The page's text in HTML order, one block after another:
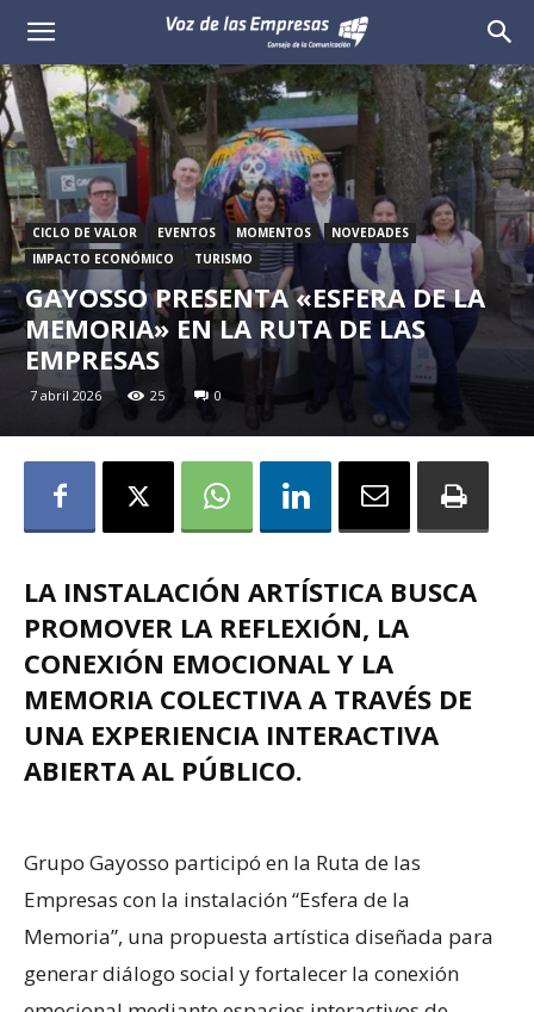
Voz
de
las
Empresas
CICLO DE VALOR EVENTOS MOMENTOS
NOVEDADES
IMPACTO ECONÓMICO
TURISMO
GAYOSSO PRESENTA «ESFERA DE LA
MEMORIA» EN LA RUTA DE LAS
EMPRESAS
7 abril 2026 25 0
LA INSTALACIÓN ARTÍSTICA BUSCA
PROMOVER LA REFLEXIÓN, LA
CONEXIÓN EMOCIONAL Y LA
MEMORIA COLECTIVA A TRAVÉS DE
UNA EXPERIENCIA INTERACTIVA
ABIERTA AL PÚBLICO.
Grupo Gayosso participó en la Ruta de las
Empresas con la instalación “Esfera de la
Memoria”, una propuesta artística diseñada para
generar diálogo social y fortalecer la conexión